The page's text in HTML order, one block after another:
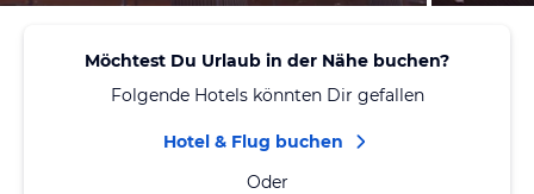
Möchtest Du Urlaub in der Nähe buchen?
Folgende Hotels könnten Dir gefallen
Hotel & Flug buchen
Oder